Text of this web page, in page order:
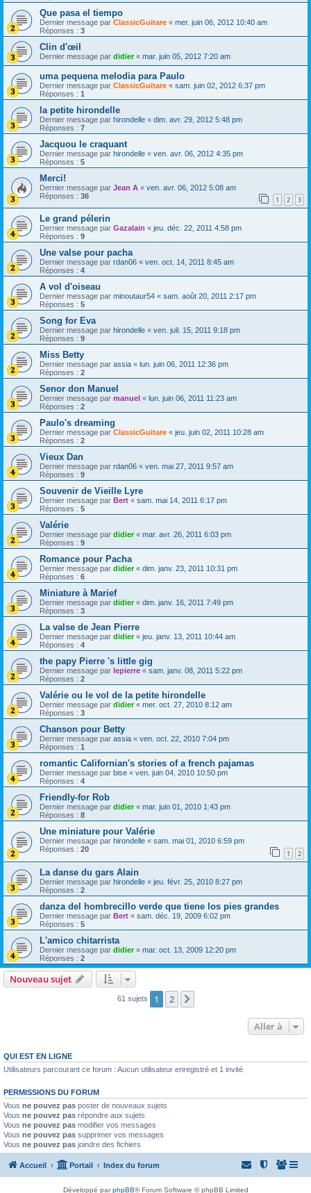
Que pasa el tiempo
Dernier message par ClassicGuitare « mer. juin 06, 2012 10:40 am
Réponses : 3
Clin d'œil
Dernier message par didier« mar. juin 05, 2012 7:20 am
uma pequena melodia para Paulo
Dernier message par ClassicGuitare « sam. juin 02, 2012 6:37 pm
Réponses : 1
la petite hirondelle
Dernier message par hirondelle « dim. avr. 29, 2012 5:48 pm
Réponses : 7
Jacquou le craquant
Dernier message par hirondelle « ven. avr. 06, 2012 4:35 pm
Réponses : 5
Merci!
Dernier message par Jean A « ven. avr. 06, 2012 5:08 am
Réponses : 36 1 2 3
Le grand pélerin
Dernier message par Gazalain « jeu. déc. 22, 2011 4:58 pm
Réponses : 9
Une valse pour pacha
Dernier message par rdan06 « ven. oct. 14, 2011 8:45 am
Réponses : 4
A vol d'oiseau
Dernier message par minoutaur54 « sam. août 20, 2011 2:17 pm
Réponses : 5
Song for Eva
Dernier message par hirondelle « ven. juil. 15, 2011 9:18 pm
Réponses : 9
Miss Betty
Dernier message par assia « lun. juin 06, 2011 12:36 pm
Réponses : 2
Senor don Manuel
Dernier message par manuel « lun. juin 06, 2011 11:23 am
Réponses : 2
Paulo's dreaming
Dernier message par ClassicGuitare « jeu. juin 02, 2011 10:28 am
Réponses : 2
Vieux Dan
Dernier message par rdan06 « ven. mai 27, 2011 9:57 am
Réponses : 9
Souvenir de Vieille Lyre
Dernier message par Bert « sam. mai 14, 2011 6:17 pm
Réponses : 5
Valérie
Dernier message par didier« mar. avr. 26, 2011 6:03 pm
Réponses : 9
Romance pour Pacha
Dernier message par didier« dim. janv. 23, 2011 10:31 pm
Réponses : 6
Miniature à Marief
Dernier message par didier« dim. janv. 16, 2011 7:49 pm
Réponses : 3
La valse de Jean Pierre
Dernier message par didier« jeu. janv. 13, 2011 10:44 am
Réponses : 4
the papy Pierre 's little gig
Dernier message par lepierre « sam. janv. 08, 2011 5:22 pm
Réponses : 2
Valérie ou le vol de la petite hirondelle
Dernier message par didier« mer. oct. 27, 2010 8:12 am
Réponses : 3
Chanson pour Betty
Dernier message par assia « ven. oct. 22, 2010 7:04 pm
Réponses : 1
romantic Californian's stories of a french pajamas
Dernier message par bise « ven. juin 04, 2010 10:50 pm
Réponses : 4
Friendly-for Rob
Dernier message par didier« mar. juin 01, 2010 1:43 pm
Réponses : 8
Une miniature pour Valérie
Dernier message par hirondelle « sam. mai 01, 2010 6:59 pm
Réponses : 20 1 2
La danse du gars Alain
Dernier message par hirondelle « jeu. févr. 25, 2010 8:27 pm
Réponses : 2
danza del hombrecillo verde que tiene los pies grandes
Dernier message par Bert « sam. déc. 19, 2009 6:02 pm
Réponses : 5
L'amico chitarrista
Dernier message par didier« mar. oct. 13, 2009 12:20 pm
Réponses : 2
Nouveau sujet
61 sujets 1 2
Aller à
QUI EST EN LIGNE
Utilisateurs parcourant ce forum : Aucun utilisateur enregistré et 1 invité
PERMISSIONS DU FORUM
Vous ne pouvez pas poster de nouveaux sujets
Vous ne pouvez pas répondre aux sujets
Vous ne pouvez pas modifier vos messages
Vous ne pouvez pas supprimer vos messages
Vous ne pouvez pas joindre des fichiers
Accueil Portail Index du forum
Développé parphpBB® Forum Software © phpBB Limited